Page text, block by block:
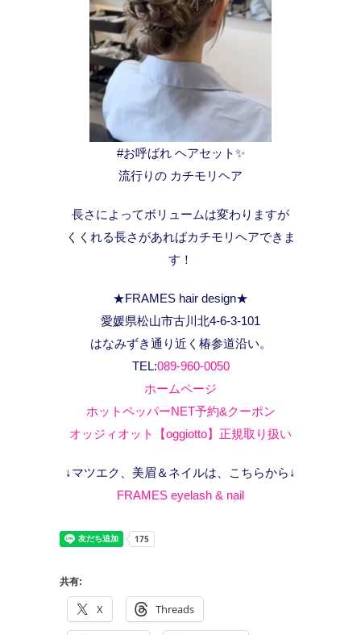
#お呼ばれ ヘアセット✨
流行りの カチモリヘア
長さによってボリュームは変わりますが
くくれる長さがあればカチモリヘアできま
す！
★FRAMES hair design★
愛媛県松山市古川北4-6-3-101
はなみずき通り近く椿参道沿い。
TEL:089-960-0050
ホームページ
ホットペッパーNET予約&クーポン
オッジィオット【oggiotto】正規取り扱い
↓マツエク、美眉＆ネイルは、こちらから↓
FRAMES eyelash & nail
共有:
X Threads